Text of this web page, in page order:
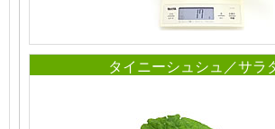
タイニーシュシュ／サ